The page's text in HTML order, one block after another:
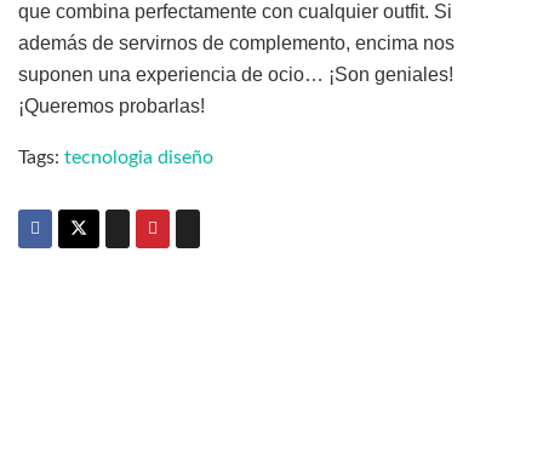
que combina perfectamente con cualquier outfit. Si
además de servirnos de complemento, encima nos
suponen una experiencia de ocio… ¡Son geniales!
¡Queremos probarlas!
Tags: tecnologia diseño